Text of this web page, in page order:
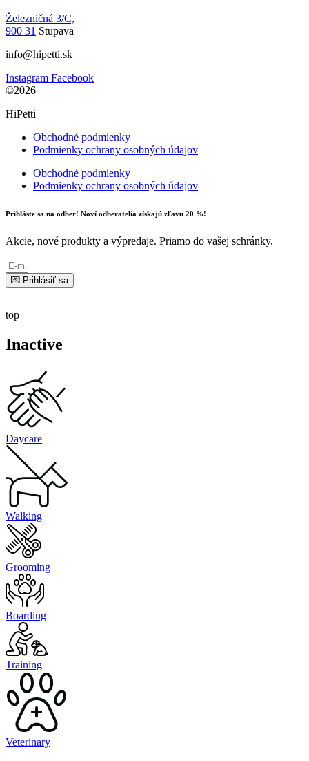
Železničná 3/C,
900 31 Stupava
info@hipetti.sk
Instagram Facebook
©2026
HiPetti
Obchodné podmienky
Podmienky ochrany osobných údajov
Obchodné podmienky
Podmienky ochrany osobných údajov
Prihláste sa na odber! Noví odberatelia získajú zľavu 20 %!
Akcie, nové produkty a výpredaje. Priamo do vašej schránky.
💌 Prihlásiť sa
top
Inactive
Daycare
Walking
Grooming
Boarding
Training
Veterinary